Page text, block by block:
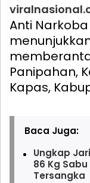
Anti
Panipahan,
Kapas,
Baca Juga:
Ungkap
86 Kg Sabu
Tersangka